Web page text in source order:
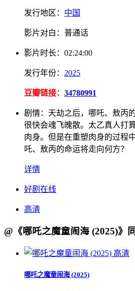
发行地区： 中国
影片对白： 普通话
影片时长： 02:24:00
发行年份： 2025
豆瓣链接： 34780991
剧情： 天劫之后，哪吒、敖丙
很快会魂飞魄散。太乙真人打
肉身。但是在重塑肉身的过程
吒、敖丙的命运将走向何方？
详情
好剧在线
高清
@《哪吒之魔童闹海 (2025)》
高清
哪吒之魔童闹海 (2025)